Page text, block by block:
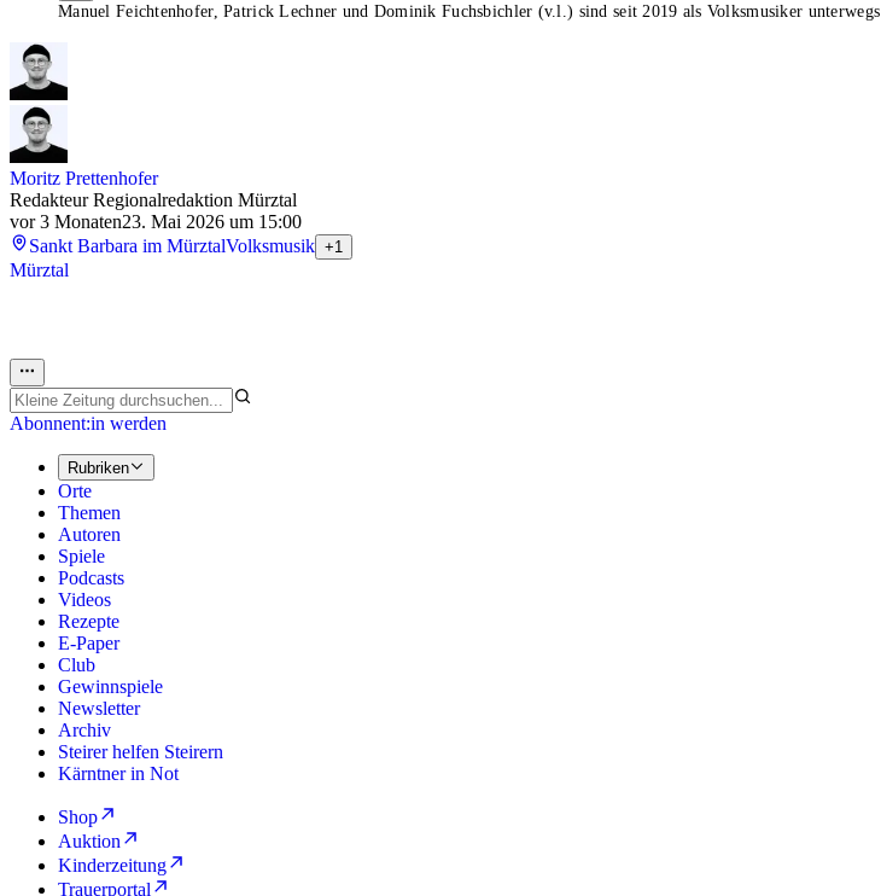
Manuel Feichtenhofer, Patrick Lechner und Dominik Fuchsbichler (v.l.) sind seit 2019 als Volksmusiker unterwegs
Moritz Prettenhofer
Redakteur Regionalredaktion Mürztal
vor 3 Monaten23. Mai 2026 um 15:00
Sankt Barbara im MürztalVolksmusik +1
Mürztal
Abonnent:in werden
Rubriken
Orte
Themen
Autoren
Spiele
Podcasts
Videos
Rezepte
E-Paper
Club
Gewinnspiele
Newsletter
Archiv
Steirer helfen Steirern
Kärntner in Not
Shop
Auktion
Kinderzeitung
Trauerportal